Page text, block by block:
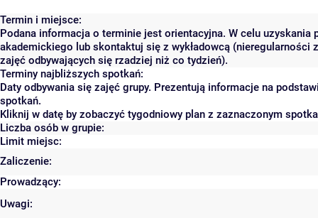
Termin i miejsce:
Podana informacja o terminie jest orientacyjna. W celu
akademickiego lub skontaktuj się z wykładowcą (nieregularności
zajęć odbywających się rzadziej niż co tydzień).
Terminy najbliższych spotkań:
Daty odbywania się zajęć grupy. Prezentują informacje na
spotkań.
Kliknij w datę by zobaczyć tygodniowy plan z zaznaczonym
Liczba osób w grupie:
Limit miejsc:
Zaliczenie:
Prowadzący:
Uwagi: